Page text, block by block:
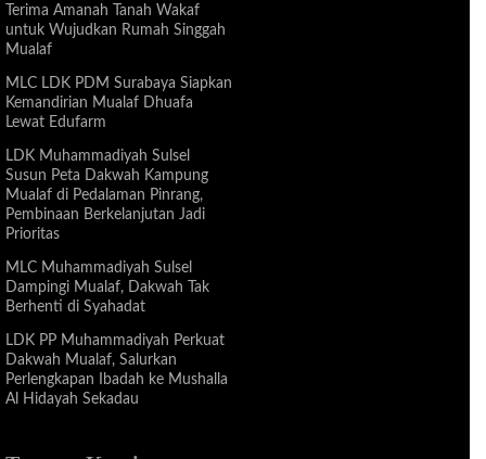
Terima Amanah Tanah Wakaf
untuk Wujudkan Rumah Singgah
Mualaf
MLC LDK PDM Surabaya Siapkan
Kemandirian Mualaf Dhuafa
Lewat Edufarm
LDK Muhammadiyah Sulsel
Susun Peta Dakwah Kampung
Mualaf di Pedalaman Pinrang,
Pembinaan Berkelanjutan Jadi
Prioritas
MLC Muhammadiyah Sulsel
Dampingi Mualaf, Dakwah Tak
Berhenti di Syahadat
LDK PP Muhammadiyah Perkuat
Dakwah Mualaf, Salurkan
Perlengkapan Ibadah ke Mushalla
Al Hidayah Sekadau